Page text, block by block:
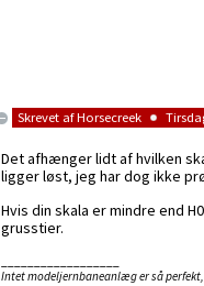
Skrevet afHorsecreek
Det afhænger lidt af hvilken
ligger løst, jeg har dog ikke
Hvis din skala er mindre end
grusstier.
Intet modeljernbaneanlæg er så